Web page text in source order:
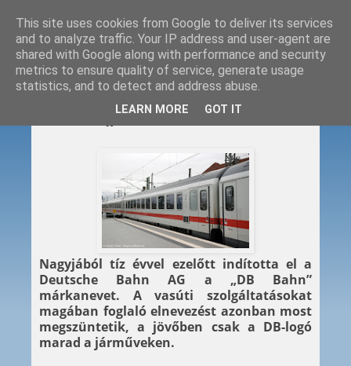
2016. 07. 25.
Viszlát „DB Bahn”
Nagyjából tíz évvel ezelőtt indította el a
Deutsche Bahn AG a „DB Bahn”
márkanevet. A vasúti szolgáltatásokat
magában foglaló elnevezést azonban most
megszüntetik, a jövőben csak a DB-logó
marad a járműveken.
This site uses cookies from Google to deliver its services
and to analyze traffic. Your IP address and user-agent are
shared with Google along with performance and security
metrics to ensure quality of service, generate usage
statistics, and to detect and address abuse.
LEARN MORE GOT IT